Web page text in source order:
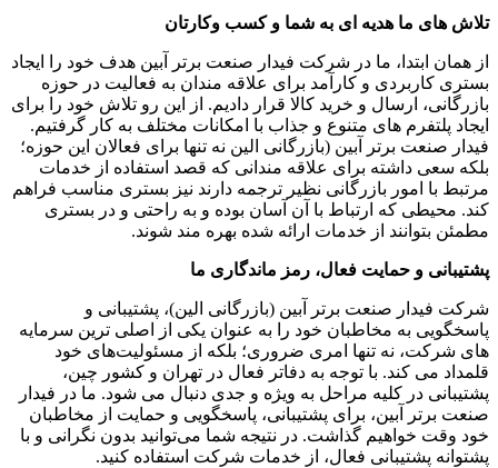
تلاش های ما هدیه ای به شما و کسب وکارتان
از همان ابتدا، ما در شرکت فیدار صنعت برتر آبین هدف خود را ایجاد
بستری کاربردی و کارآمد برای علاقه مندان به فعالیت در حوزه
بازرگانی، ارسال و خرید کالا قرار دادیم. از این رو تلاش خود را برای
ایجاد پلتفرم های متنوع و جذاب با امکانات مختلف به کار گرفتیم.
فیدار صنعت برتر آبین (بازرگانی الین نه تنها برای فعالان این حوزه؛
بلکه سعی داشته برای علاقه مندانی که قصد استفاده از خدمات
مرتبط با امور بازرگانی نظیر ترجمه دارند نیز بستری مناسب فراهم
کند. محیطی که ارتباط با آن آسان بوده و به راحتی و در بستری
مطمئن بتوانند از خدمات ارائه شده بهره مند شوند.
پشتیبانی و حمایت فعال، رمز ماندگاری ما
شرکت فیدار صنعت برتر آبین (بازرگانی الین)، پشتیبانی و
پاسخگویی به مخاطبان خود را به عنوان یکی از اصلی ترین سرمایه
های شرکت، نه تنها امری ضروری؛ بلکه از مسئولیت‌های خود
قلمداد می کند. با توجه به دفاتر فعال در تهران و کشور چین،
پشتیبانی در کلیه مراحل به ویژه و جدی دنبال می شود. ما در فیدار
صنعت برتر آبین، برای پشتیبانی، پاسخگویی و حمایت از مخاطبان
خود وقت خواهیم گذاشت. در نتیجه شما می‌توانید بدون نگرانی و با
پشتوانه پشتیبانی فعال، از خدمات شرکت استفاده کنید.